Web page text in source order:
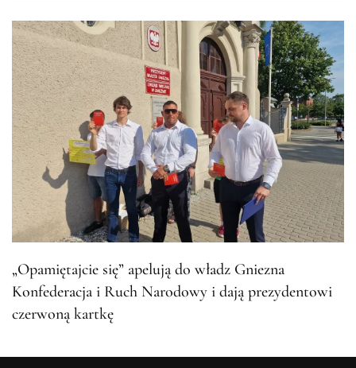
„Opamiętajcie się” apelują do władz Gniezna
Konfederacja i Ruch Narodowy i dają prezydentowi
czerwoną kartkę